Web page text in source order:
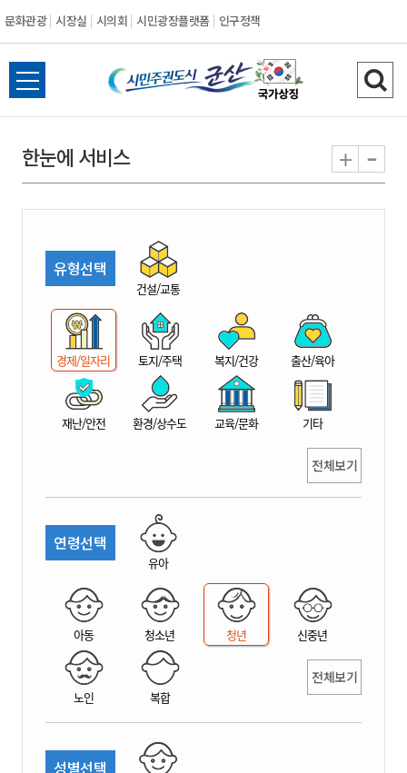
문화관광 시장실 시의회 시민광장플랫폼 인구정책
시
민
권
시
산
전
체
뉴
열
검
색
기
한눈에 서비스 + -
유형선택
건설/교통
경제/일자리 토지/주택 복지/건강 출산/육아
재난/안전 환경/상수도 교육/문화 기타
전체보기
연령선택
유아
아동 청소년 청년 신중년
노인 복합
전체보기
성별선택